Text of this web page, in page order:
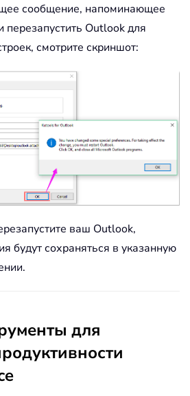
сообщение, напоминающее
перезапустить Outlook для
смотрите скриншот:
ваш Outlook,
будут сохраняться в указанную
для